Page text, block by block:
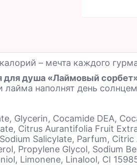
– мечта каждого
для душа «Лаймовый
наполнят день
Glycerin, Cocamide DEA,
Citrus Aurantifolia Fruit
Salicylate, Parfum,
Propylene Glycol, Sodium
Limonene, Linalool, CI